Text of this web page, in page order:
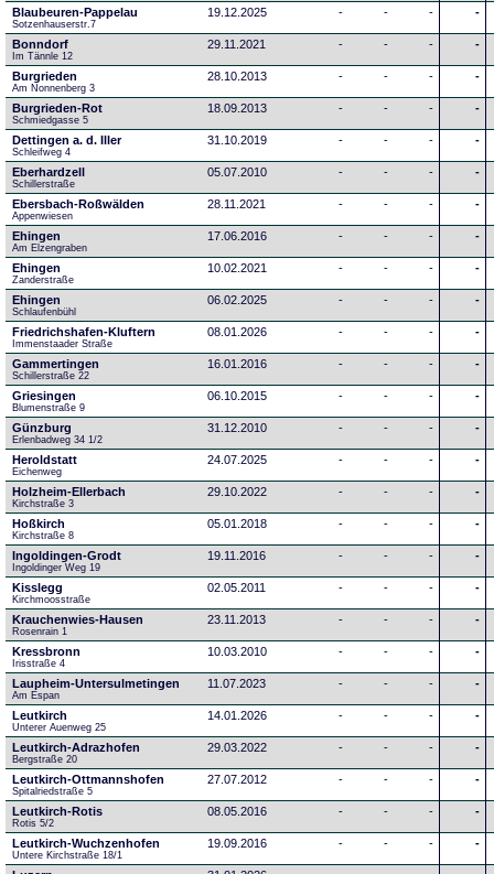
Blaubeuren-Pappelau
Sotzenhauserstr.7
19.12.2025 - - - -
Bonndorf
Im Tännle 12
29.11.2021 - - - -
Burgrieden
Am Nonnenberg 3
28.10.2013 - - - -
Burgrieden-Rot
Schmiedgasse 5
18.09.2013 - - - -
Dettingen a. d. Iller
Schleifweg 4
31.10.2019 - - - -
Eberhardzell
Schillerstraße
05.07.2010 - - - -
Ebersbach-Roßwälden
Appenwiesen
28.11.2021 - - - -
Ehingen
Am Elzengraben
17.06.2016 - - - -
Ehingen
Zanderstraße
10.02.2021 - - - -
Ehingen
Schlaufenbühl
06.02.2025 - - - -
Friedrichshafen-Kluftern
Immenstaader Straße
08.01.2026 - - - -
Gammertingen
Schillerstraße 22
16.01.2016 - - - -
Griesingen
Blumenstraße 9
06.10.2015 - - - -
Günzburg
Erlenbadweg 34 1/2
31.12.2010 - - - -
Heroldstatt
Eichenweg
24.07.2025 - - - -
Holzheim-Ellerbach
Kirchstraße 3
29.10.2022 - - - -
Hoßkirch
Kirchstraße 8
05.01.2018 - - - -
Ingoldingen-Grodt
Ingoldinger Weg 19
19.11.2016 - - - -
Kisslegg
Kirchmoosstraße
02.05.2011 - - - -
Krauchenwies-Hausen
Rosenrain 1
23.11.2013 - - - -
Kressbronn
Irisstraße 4
10.03.2010 - - - -
Laupheim-Untersulmetingen
Am Espan
11.07.2023 - - - -
Leutkirch
Unterer Auenweg 25
14.01.2026 - - - -
Leutkirch-Adrazhofen
Bergstraße 20
29.03.2022 - - - -
Leutkirch-Ottmannshofen
Spitalriedstraße 5
27.07.2012 - - - -
Leutkirch-Rotis
Rotis 5/2
08.05.2016 - - - -
Leutkirch-Wuchzenhofen
Untere Kirchstraße 18/1
19.09.2016 - - - -